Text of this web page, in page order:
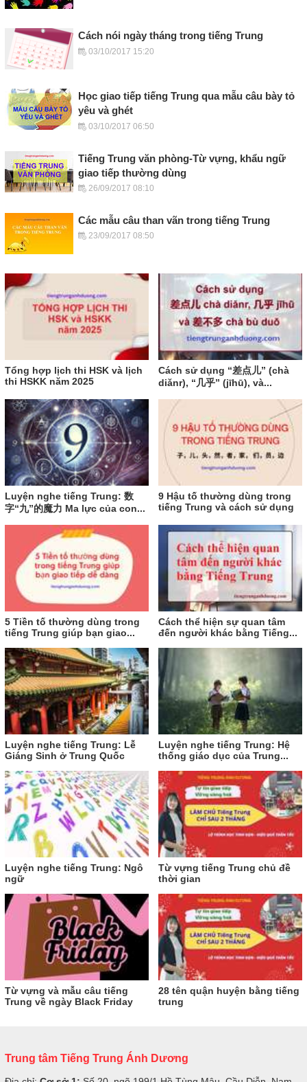
Cách nói ngày tháng trong tiếng Trung
03/10/2017 15:20
Học giao tiếp tiếng Trung qua mẫu câu bày tỏ
yêu và ghét
03/10/2017 06:50
Tiếng Trung văn phòng-Từ vựng, khẩu ngữ
giao tiếp thường dùng
26/09/2017 08:10
Các mẫu câu than vãn trong tiếng Trung
23/09/2017 08:50
Tổng hợp lịch thi HSK và lịch
thi HSKK năm 2025
Cách sử dụng “差点儿” (chà
diǎnr), “几乎” (jīhū), và...
Luyện nghe tiếng Trung: 数
字“九”的魔力 Ma lực của con...
9 Hậu tố thường dùng trong
tiếng Trung và cách sử dụng
5 Tiền tố thường dùng trong
tiếng Trung giúp bạn giao...
Cách thể hiện sự quan tâm
đến người khác bằng Tiếng...
Luyện nghe tiếng Trung: Lễ
Giáng Sinh ở Trung Quốc
Luyện nghe tiếng Trung: Hệ
thống giáo dục của Trung...
Luyện nghe tiếng Trung: Ngô
ngữ
Từ vựng tiếng Trung chủ đề
thời gian
Từ vựng và mẫu câu tiếng
Trung về ngày Black Friday
28 tên quận huyện bằng tiếng
trung
Trung tâm Tiếng Trung Ánh Dương